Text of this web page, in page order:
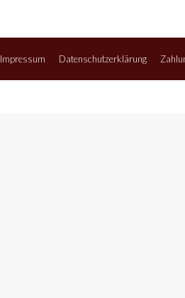
Impressum Datenschutzerklärung